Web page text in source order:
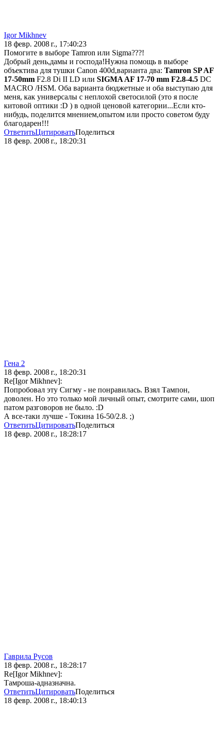
Igor Mikhnev
18 февр. 2008 г., 17:40:23
Помогите в выборе Tamron или Sigma???!
Добрый день,дамы и господа!Нужна помощь в выборе
объектива для тушки Canon 400d,варианта два: Tamron SP AF
17-50mm F2.8 Di II LD или SIGMA AF 17-70 mm F2.8-4.5 DC
MACRO /HSM. Оба варианта бюджетные и оба выступаю для
меня, как универсалы с неплохой светосилой (это я после
китовой оптики :D ) в одной ценовой категории...Если кто-
нибудь, поделится мнением,опытом или просто советом буду
благодарен!!!
ОтветитьЦитироватьПоделиться
18 февр. 2008 г., 18:20:31
Гена 2
18 февр. 2008 г., 18:20:31
Re[Igor Mikhnev]:
Попробовал эту Сигму - не понравилась. Взял Тампон,
доволен. Но это только мой личный опыт, смотрите сами, шоп
патом разговоров не было. :D
А все-таки лучше - Токина 16-50/2.8. ;)
ОтветитьЦитироватьПоделиться
18 февр. 2008 г., 18:28:17
Гаврила Русов
18 февр. 2008 г., 18:28:17
Re[Igor Mikhnev]:
Тамроша-адназначна.
ОтветитьЦитироватьПоделиться
18 февр. 2008 г., 18:40:13